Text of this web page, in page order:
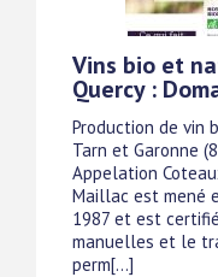
Vins bio et
Quercy :
Production de vin
Tarn et Garonne
Appelation
Maillac est mené
1987 et est
manuelles et le
perm[...]